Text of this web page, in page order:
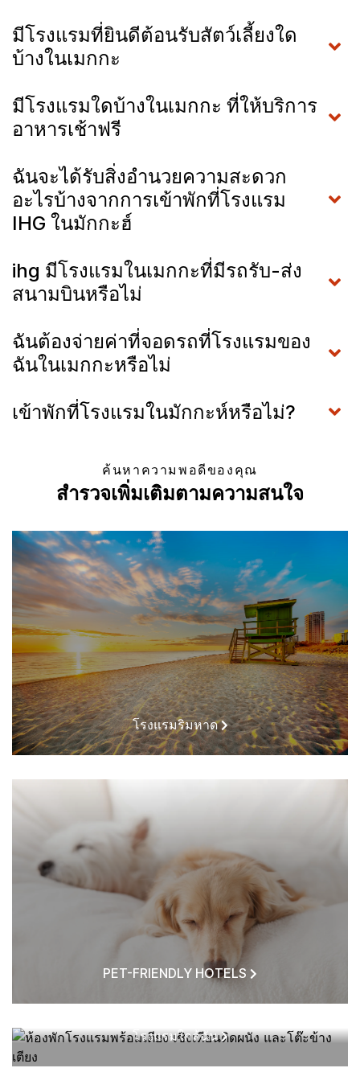
มีโรงแรมที่ยินดีต้อนรับสัตว์เลี้ยงใด
บ้างในเมกกะ
มีโรงแรมใดบ้างในเมกกะ ที่ให้บริการ
อาหารเช้าฟรี
ฉันจะได้รับสิ่งอำนวยความสะดวก
อะไรบ้างจากการเข้าพักที่โรงแรม
IHG ในมักกะฮ์
ihg มีโรงแรมในเมกกะที่มีรถรับ-ส่ง
สนามบินหรือไม่
ฉันต้องจ่ายค่าที่จอดรถที่โรงแรมของ
ฉันในเมกกะหรือไม่
เข้าพักที่โรงแรมในมักกะห์หรือไม่?
ค้นหาความพอดีของคุณ
สำรวจเพิ่มเติมตามความสนใจ
โรงแรมริมหาด
PET-FRIENDLY HOTELS
โรงแรมใกล้ฉัน